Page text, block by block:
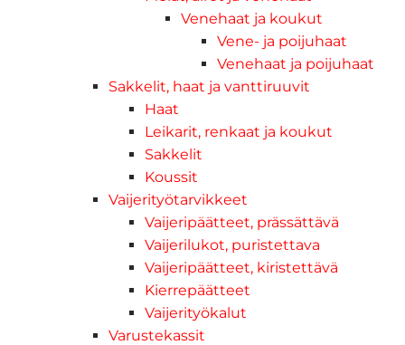
Venehaat ja koukut
Vene- ja poijuhaat
Venehaat ja poijuhaat
Sakkelit, haat ja vanttiruuvit
Haat
Leikarit, renkaat ja koukut
Sakkelit
Koussit
Vaijerityötarvikkeet
Vaijeripäätteet, prässättävä
Vaijerilukot, puristettava
Vaijeripäätteet, kiristettävä
Kierrepäätteet
Vaijerityökalut
Varustekassit